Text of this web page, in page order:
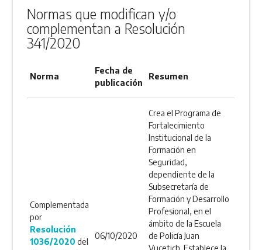
Normas que modifican y/o
complementan a Resolución
341/2020
Norma
Fecha de
publicación
Resumen
Complementada
por
Resolución
1036/2020 del
06/10/2020
Crea el Programa de
Fortalecimiento
Institucional de la
Formación en
Seguridad,
dependiente de la
Subsecretaría de
Formación y Desarrollo
Profesional, en el
ámbito de la Escuela
de Policía Juan
Vucetich. Establece la